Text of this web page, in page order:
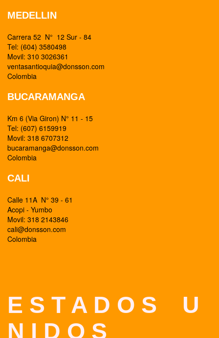
MEDELLIN
Carrera 52 N° 12 Sur - 84
Tel: (604) 3580498
Movil: 310 3026361
ventasantioquia@donsson.com
Colombia
BUCARAMANGA
Km 6 (Via Giron) N° 11 - 15
Tel: (607) 6159919
Movil: 318 6707312
bucaramanga@donsson.com
Colombia
CALI
Calle 11A N° 39 - 61
Acopi - Yumbo
Movil: 318 2143846
cali@donsson.com
Colombia
E S T A D O S U
N I D O S